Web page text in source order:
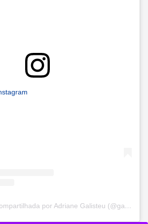
Uma publicação compartilhada por Adriane Galisteu (@galisteuoficial)